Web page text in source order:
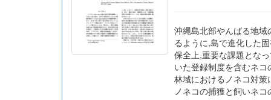
沖縄島北部やんばる地
るように,島で進化した
保全上,重要な課題とな
いた登録制度を含むネ
林域におけるノネコ対
ノネコの捕獲と飼いネ